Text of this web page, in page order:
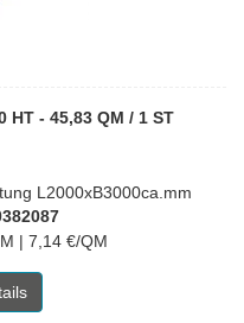
- 45,83 QM / 1 ST
L2000xB3000ca.mm
| 7,14 €/QM